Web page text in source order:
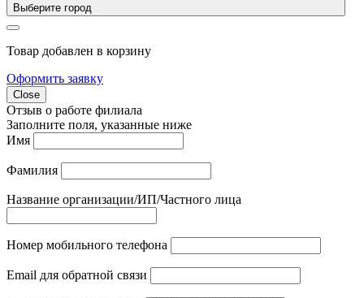
Выберите город
Товар добавлен в корзину
Оформить заявку
Close
Отзыв о работе филиала
Заполните поля, указанные ниже
Имя
Фамилия
Название организации/ИП/Частного лица
Номер мобильного телефона
Email для обратной связи